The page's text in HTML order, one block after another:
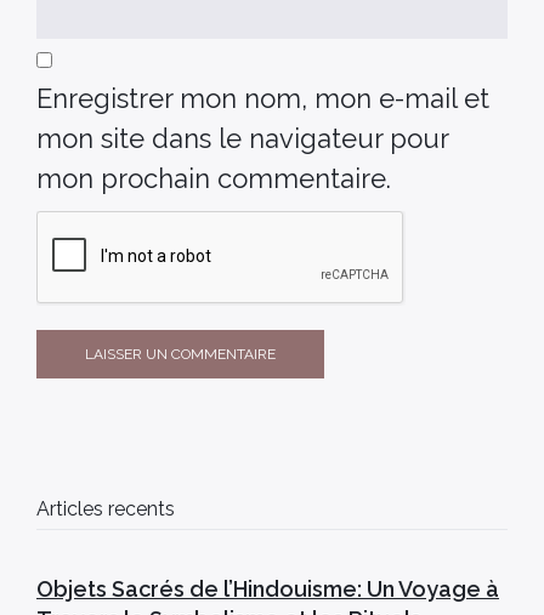
Enregistrer mon nom, mon e-mail et
mon site dans le navigateur pour
mon prochain commentaire.
Articles recents
Objets Sacrés de l’Hindouisme: Un Voyage à